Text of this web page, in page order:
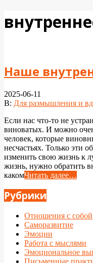
Наше
2025-06-11
В: Для размышления и
Если нас что-то не
виноватых. И можно
человек, которые
несчастьях. Только эти
изменить свою жизнь к
жизнь, нужно обратить
какомЧитать далее…
Рубрики
Отношения с собой
Саморазвитие
Эмоции
Работа с мыслями
Эмоциональное
Письменные